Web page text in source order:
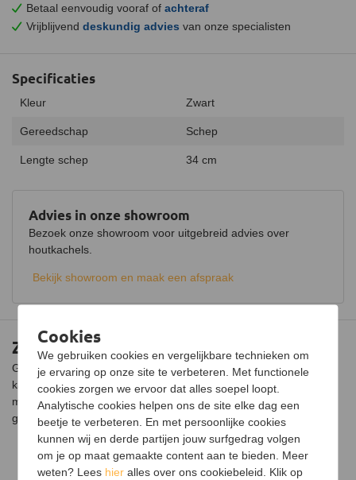
Betaal eenvoudig vooraf of achteraf
Vrijblijvend deskundig advies van onze specialisten
Zwarte brede schep
Gebruik deze zwarte brede schep om de as uit je open haard of
kachel te scheppen. Zo hoef je niet meer de stofzuiger vies te
maken wanneer je de kachel leegt. De schep kan los worden
gebruikt of als onderdeel van een complete set.
Advies in onze showroom
Bezoek onze showroom voor uitgebreid advies over
houtkachels.
Bekijk showroom en maak een afspraak
Specificaties
Kleur Zwart
Gereedschap Schep
Lengte schep 34 cm
Cookies
We gebruiken cookies en vergelijkbare technieken om
je ervaring op onze site te verbeteren. Met functionele
cookies zorgen we ervoor dat alles soepel loopt.
Analytische cookies helpen ons de site elke dag een
beetje te verbeteren. En met persoonlijke cookies
kunnen wij en derde partijen jouw surfgedrag volgen
om je op maat gemaakte content aan te bieden. Meer
weten? Lees hier alles over ons cookiebeleid. Klik op